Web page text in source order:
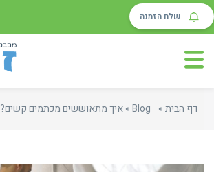
שלח הזמנה
דף הבית»
Blog
»איך מתאוששים מכתמים קשים?